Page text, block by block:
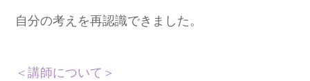
自分の考えを再認識できました。
＜講師について＞